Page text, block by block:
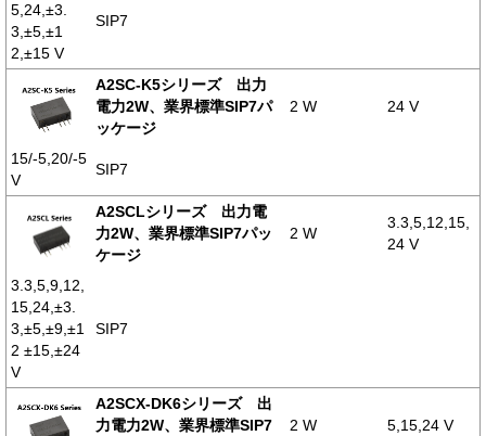
5,24,±3.
3,±5,±1
2,±15 V
SIP7
A2SC-K5シリーズ 出力
電力2W、業界標準SIP7パ
ッケージ
2 W 24 V
15/-5,20/-5
V
SIP7
A2SCLシリーズ 出力電
力2W、業界標準SIP7パッ
ケージ
2 W
3.3,5,12,15,
24 V
3.3,5,9,12,
15,24,±3.
3,±5,±9,±1
2 ±15,±24
V
SIP7
A2SCX-DK6シリーズ 出
力電力2W、業界標準SIP7
2 W 5,15,24 V